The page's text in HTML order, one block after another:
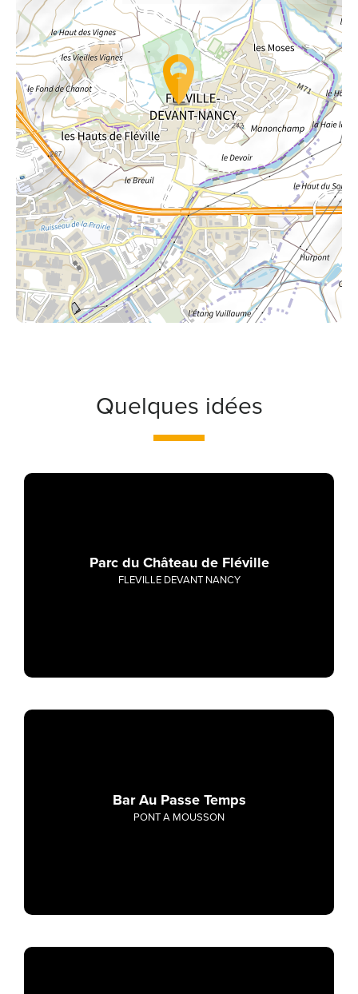
Quelques idées
Parc du Château de Fléville
FLEVILLE DEVANT NANCY
Bar Au Passe Temps
PONT A MOUSSON